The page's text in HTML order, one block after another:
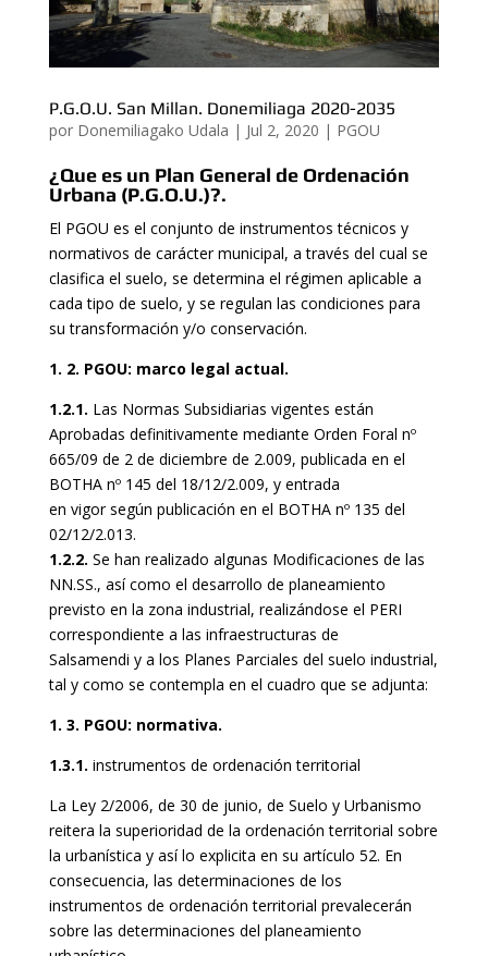
P.G.O.U. San Millan. Donemiliaga 2020-2035
por Donemiliagako Udala | Jul 2, 2020 | PGOU
¿Que es un Plan General de Ordenación
Urbana (P.G.O.U.)?.
El PGOU es el conjunto de instrumentos técnicos y
normativos de carácter municipal, a través del cual se
clasifica el suelo, se determina el régimen aplicable a
cada tipo de suelo, y se regulan las condiciones para
su transformación y/o conservación.
1. 2. PGOU: marco legal actual.
1.2.1. Las Normas Subsidiarias vigentes están
Aprobadas definitivamente mediante Orden Foral nº
665/09 de 2 de diciembre de 2.009, publicada en el
BOTHA nº 145 del 18/12/2.009, y entrada
en vigor según publicación en el BOTHA nº 135 del
02/12/2.013.
1.2.2. Se han realizado algunas Modificaciones de las
NN.SS., así como el desarrollo de planeamiento
previsto en la zona industrial, realizándose el PERI
correspondiente a las infraestructuras de
Salsamendi y a los Planes Parciales del suelo industrial,
tal y como se contempla en el cuadro que se adjunta:
1. 3. PGOU: normativa.
1.3.1. instrumentos de ordenación territorial
La Ley 2/2006, de 30 de junio, de Suelo y Urbanismo
reitera la superioridad de la ordenación territorial sobre
la urbanística y así lo explicita en su artículo 52. En
consecuencia, las determinaciones de los
instrumentos de ordenación territorial prevalecerán
sobre las determinaciones del planeamiento